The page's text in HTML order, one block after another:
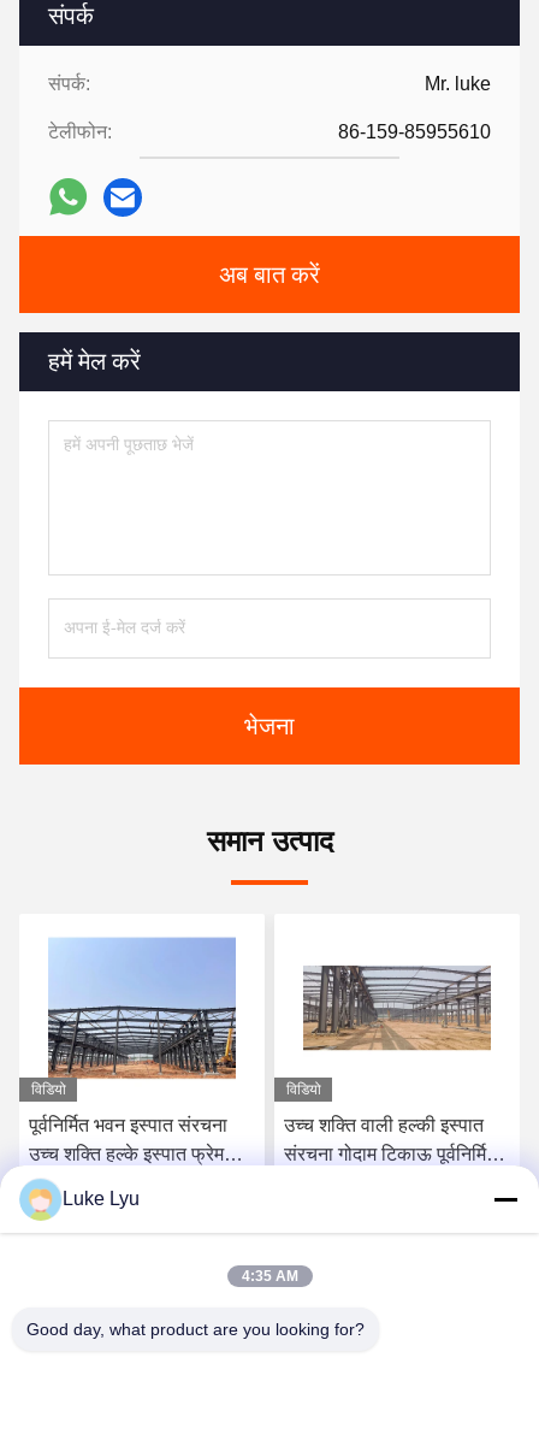
संपर्क
संपर्क: Mr. luke
टेलीफोन: 86-159-85955610
अब बात करें
हमें मेल करें
भेजना
समान उत्पाद
विडियो
पूर्वनिर्मित भवन इस्पात संरचना
उच्च शक्ति हल्के इस्पात फ्रेम
निर्माण
सबसे अच्छी कीमत पाएं
विडियो
उच्च शक्ति वाली हल्की इस्पात
संरचना गोदाम टिकाऊ पूर्वनिर्मित
सबसे अच्छी कीमत पाएं
Luke Lyu
4:35 AM
Good day, what product are you looking for?